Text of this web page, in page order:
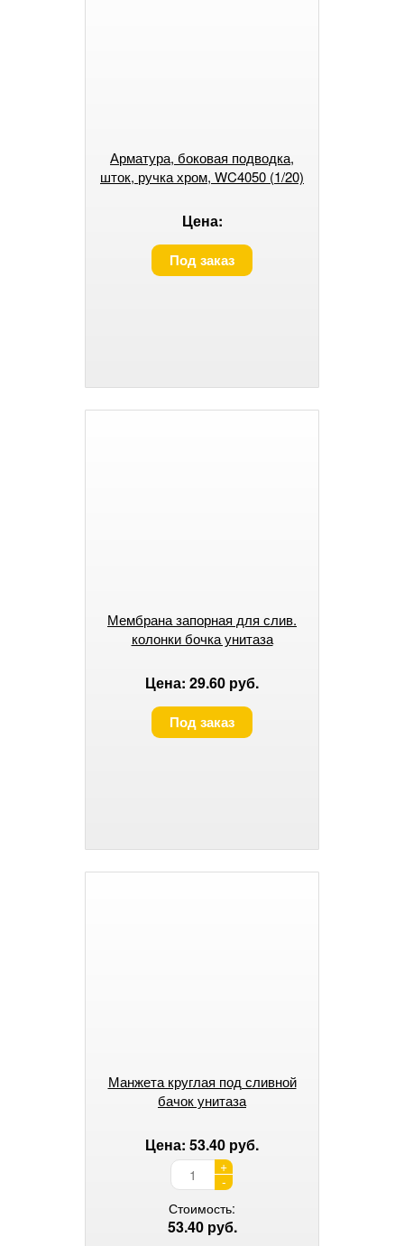
Арматура, боковая подводка,
шток, ручка хром, WC4050 (1/20)
Цена:
Под заказ
Мембрана запорная для слив.
колонки бочка унитаза
Цена: 29.60 руб.
Под заказ
Манжета круглая под сливной
бачок унитаза
Цена: 53.40 руб.
+
-
Стоимость:
53.40 руб.